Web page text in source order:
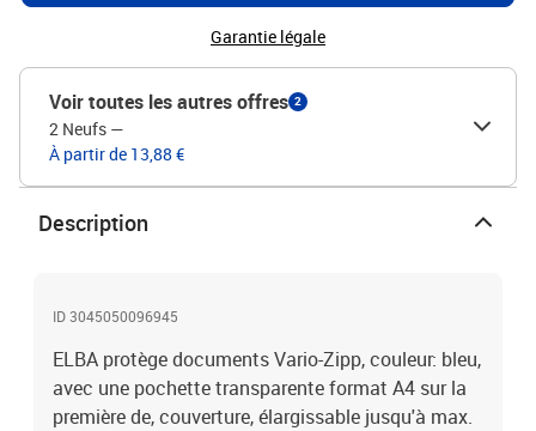
Garantie légale
Voir toutes les autres offres 2
2 Neufs —
À partir de 13,88 €
Description
ID 3045050096945
ELBA protège documents Vario-Zipp, couleur: bleu,
avec une pochette transparente format A4 sur la
première de, couverture, élargissable jusqu'à max.